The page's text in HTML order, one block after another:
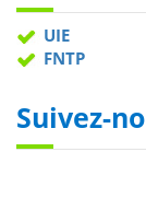
UIE
FNTP
Suivez-